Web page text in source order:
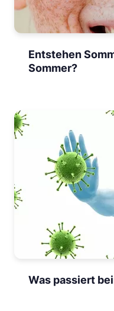
Entstehen
Sommer?
Was passiert